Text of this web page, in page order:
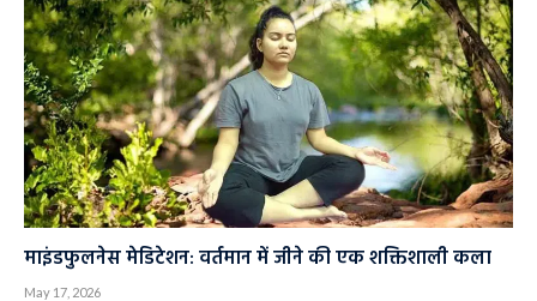
माइंडफुलनेस मेडिटेशन: वर्तमान में जीने की एक शक्तिशाली कला
May 17, 2026